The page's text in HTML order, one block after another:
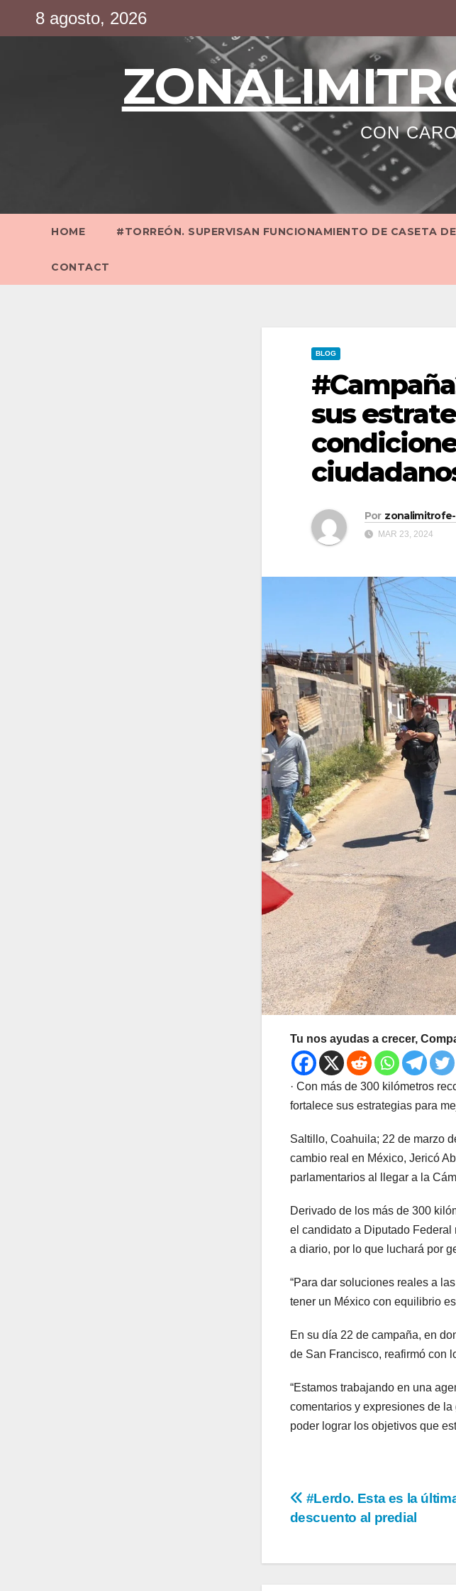
8 agosto, 2026
CON
HOME #TORREÓN. SUPERVISAN FUNCIONAMIENTO DE CASETA
CONTACT
BLOG
sus
Por
MAR 23, 2024
Tu nos ayudas a crecer,
· Con más de 300 kilómetros
fortalece sus estrategias para
Saltillo, Coahuila; 22 de marzo
cambio real en México, Jericó
parlamentarios al llegar a la
Derivado de los más de 300
el candidato a Diputado
a diario, por lo que luchará por
“Para dar soluciones reales a
tener un México con equilibrio
En su día 22 de campaña, en
de San Francisco, reafirmó con
“Estamos trabajando en una
comentarios y expresiones de
poder lograr los objetivos que
Navegación
entradas
#Lerdo. Esta es la
descuento al predial